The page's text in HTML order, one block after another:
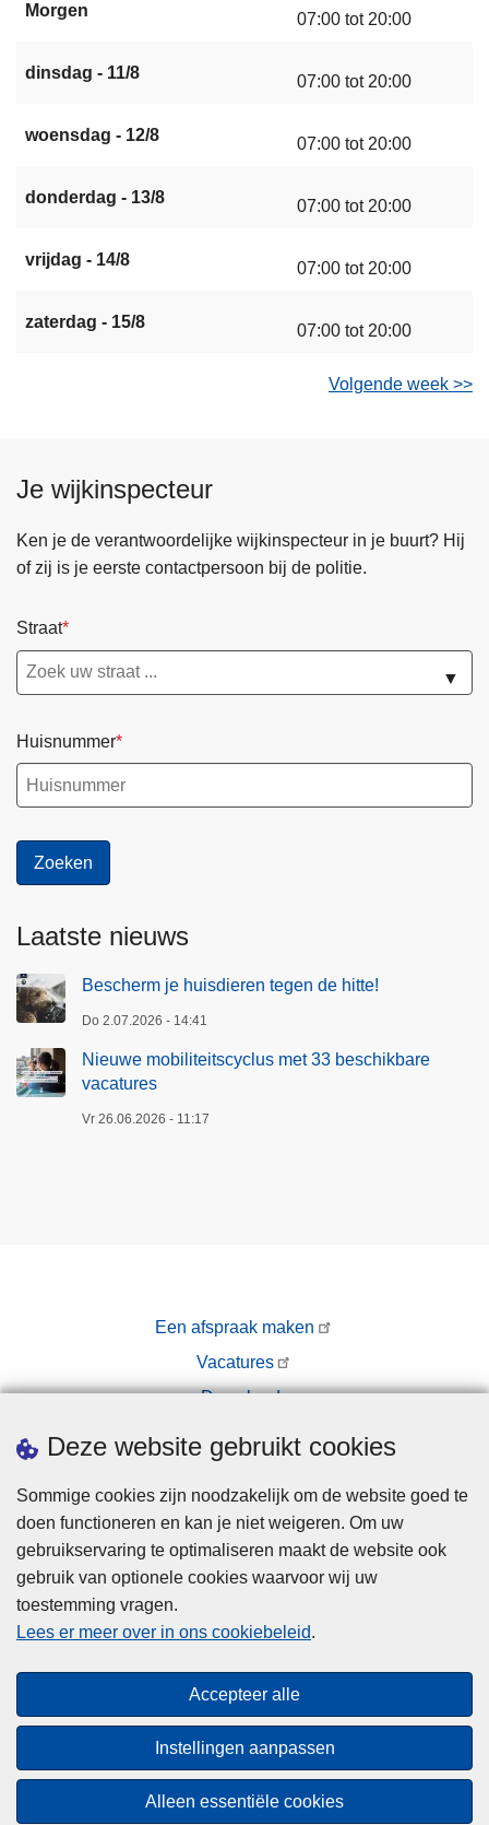
Deze website gebruikt cookies
Sommige cookies zijn noodzakelijk om de website goed te
doen functioneren en kan je niet weigeren. Om uw
gebruikservaring te optimaliseren maakt de website ook
gebruik van optionele cookies waarvoor wij uw
toestemming vragen.
Lees er meer over in ons cookiebeleid.
Accepteer alle
Instellingen aanpassen
Alleen essentiële cookies
Morgen 07:00 tot 20:00
dinsdag - 11/8 07:00 tot 20:00
woensdag - 12/8 07:00 tot 20:00
donderdag - 13/8 07:00 tot 20:00
vrijdag - 14/8 07:00 tot 20:00
zaterdag - 15/8 07:00 tot 20:00
Volgende week >>
Je wijkinspecteur
Ken je de verantwoordelijke wijkinspecteur in je buurt? Hij
of zij is je eerste contactpersoon bij de politie.
Straat
▼
Huisnummer
Laatste nieuws
Bescherm je huisdieren tegen de hitte!
Do 2.07.2026 - 14:41
Nieuwe mobiliteitscyclus met 33 beschikbare
vacatures
Vr 26.06.2026 - 11:17
Een afspraak maken
Vacatures
Downloads
Pers
Privacy
Toegankelijkheid
© 2026 Politie.be